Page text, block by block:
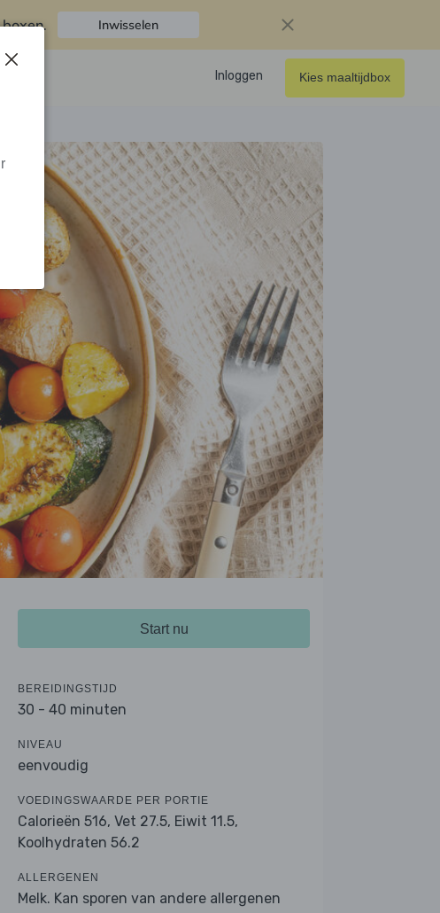
. Inwisselen
Inloggen Kies maaltijdbox
Start nu
BEREIDINGSTIJD
30 - 40 minuten
NIVEAU
eenvoudig
VOEDINGSWAARDE PER PORTIE
Calorieën 516, Vet 27.5, Eiwit 11.5,
Koolhydraten 56.2
ALLERGENEN
Melk. Kan sporen van andere allergenen